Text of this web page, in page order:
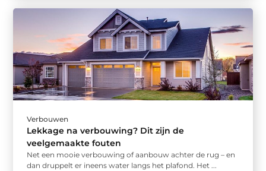
Verbouwen
Lekkage na verbouwing? Dit zijn de
veelgemaakte fouten
Net een mooie verbouwing of aanbouw achter de rug – en
dan druppelt er ineens water langs het plafond. Het ...